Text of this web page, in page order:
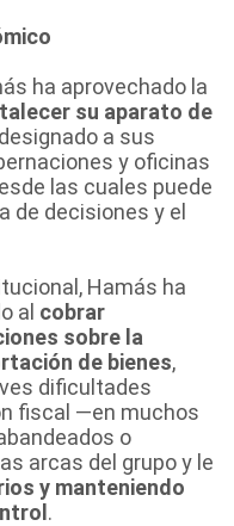
ha aprovechado la
su aparato de
a sus
y oficinas
las cuales puede
de decisiones y el
Hamás ha
al cobrar
sobre la
de bienes,
dificultades
fiscal —en muchos
o
arcas del grupo y le
y manteniendo
.